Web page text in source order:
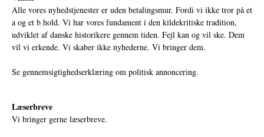
Alle vores nyhedstjenester er uden betalingsmur. Fordi vi ikke tror på et
a og et b hold. Vi har vores fundament i den kildekritiske tradition,
udviklet af danske historikere gennem tiden. Fejl kan og vil ske. Dem
vil vi erkende. Vi skaber ikke nyhederne. Vi bringer dem.
Se gennemsigtighedserklæring om politisk annoncering.
Læserbreve
Vi bringer gerne læserbreve.